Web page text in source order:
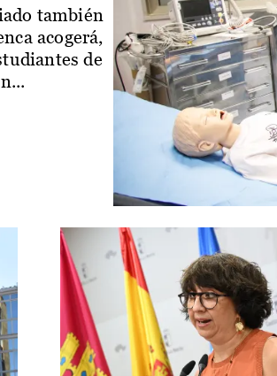
también
acogerá,
de